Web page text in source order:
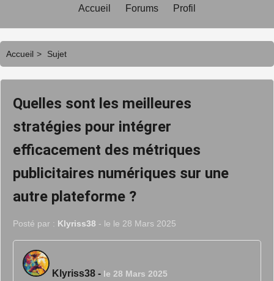
Accueil Forums Profil
Accueil > Sujet
Quelles sont les meilleures
stratégies pour intégrer
efficacement des métriques
publicitaires numériques sur une
autre plateforme ?
Posté par : Klyriss38 - le le 28 Mars 2025
Klyriss38 - le 28 Mars 2025